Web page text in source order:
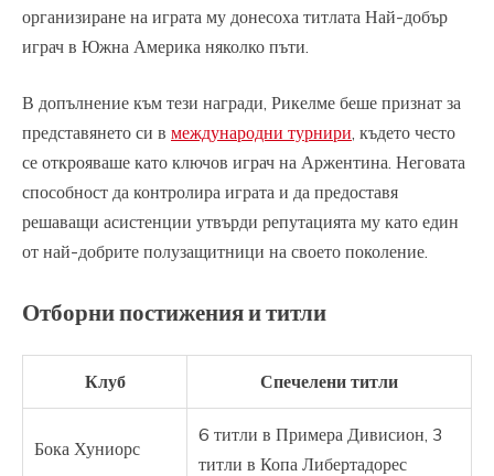
организиране на играта му донесоха титлата Най-добър
играч в Южна Америка няколко пъти.
В допълнение към тези награди, Рикелме беше признат за
представянето си в международни турнири, където често
се открояваше като ключов играч на Аржентина. Неговата
способност да контролира играта и да предоставя
решаващи асистенции утвърди репутацията му като един
от най-добрите полузащитници на своето поколение.
Отборни постижения и титли
Клуб Спечелени титли
Бока Хуниорс
6 титли в Примера Дивисион, 3
титли в Копа Либертадорес